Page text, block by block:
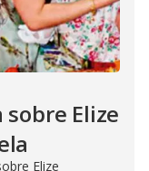
Elize
Elize